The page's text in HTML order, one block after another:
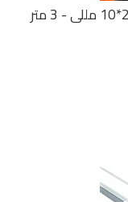
قطاع الومنيوم بالغطاء عود 3 متر - 23*10 مللى - 3 متر